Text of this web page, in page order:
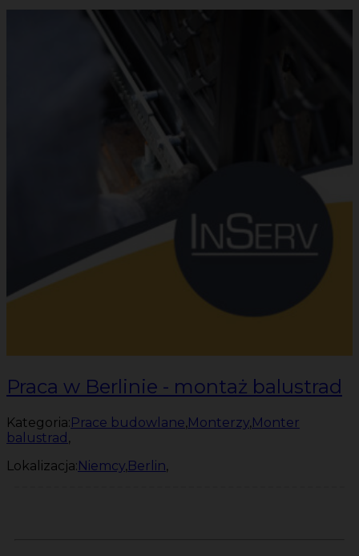
Praca w Berlinie - montaż balustrad
Kategoria:Prace budowlane,Monterzy,Monter
balustrad ,
Lokalizacja:Niemcy,Berlin,